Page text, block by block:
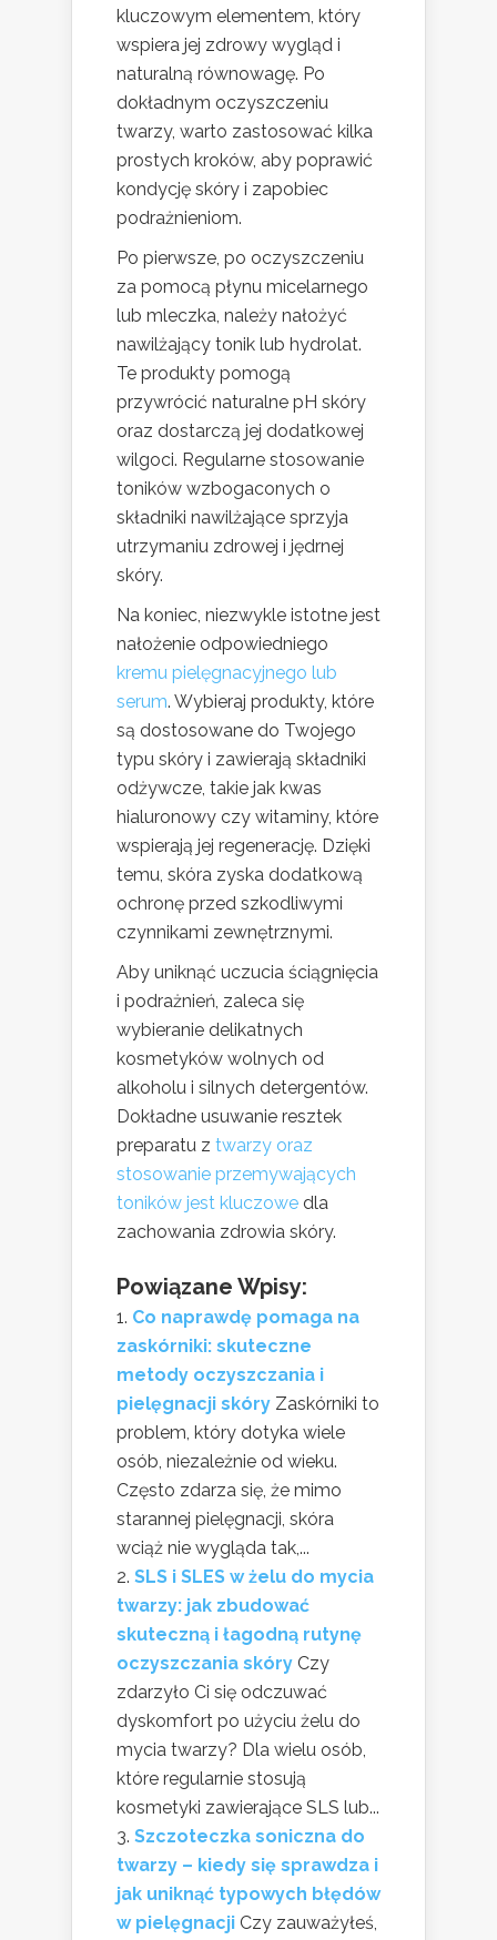
kluczowym elementem, który
wspiera jej zdrowy wygląd i
naturalną równowagę. Po
dokładnym oczyszczeniu
twarzy, warto zastosować kilka
prostych kroków, aby poprawić
kondycję skóry i zapobiec
podrażnieniom.
Po pierwsze, po oczyszczeniu
za pomocą płynu micelarnego
lub mleczka, należy nałożyć
nawilżający tonik lub hydrolat.
Te produkty pomogą
przywrócić naturalne pH skóry
oraz dostarczą jej dodatkowej
wilgoci. Regularne stosowanie
toników wzbogaconych o
składniki nawilżające sprzyja
utrzymaniu zdrowej i jędrnej
skóry.
Na koniec, niezwykle istotne jest
nałożenie odpowiedniego
kremu pielęgnacyjnego lub
serum. Wybieraj produkty, które
są dostosowane do Twojego
typu skóry i zawierają składniki
odżywcze, takie jak kwas
hialuronowy czy witaminy, które
wspierają jej regenerację. Dzięki
temu, skóra zyska dodatkową
ochronę przed szkodliwymi
czynnikami zewnętrznymi.
Aby uniknąć uczucia ściągnięcia
i podrażnień, zaleca się
wybieranie delikatnych
kosmetyków wolnych od
alkoholu i silnych detergentów.
Dokładne usuwanie resztek
preparatu z twarzy oraz
stosowanie przemywających
toników jest kluczowe dla
zachowania zdrowia skóry.
Powiązane Wpisy:
Co naprawdę pomaga na
zaskórniki: skuteczne
metody oczyszczania i
pielęgnacji skóry Zaskórniki to
problem, który dotyka wiele
osób, niezależnie od wieku.
Często zdarza się, że mimo
starannej pielęgnacji, skóra
wciąż nie wygląda tak,...
SLS i SLES w żelu do mycia
twarzy: jak zbudować
skuteczną i łagodną rutynę
oczyszczania skóry Czy
zdarzyło Ci się odczuwać
dyskomfort po użyciu żelu do
mycia twarzy? Dla wielu osób,
które regularnie stosują
kosmetyki zawierające SLS lub...
Szczoteczka soniczna do
twarzy – kiedy się sprawdza i
jak uniknąć typowych błędów
w pielęgnacji Czy zauważyłeś,